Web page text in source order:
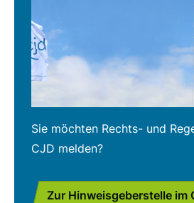
Sie möchten Rechts- und
CJD melden?
Zur Hinweisgeberstelle im